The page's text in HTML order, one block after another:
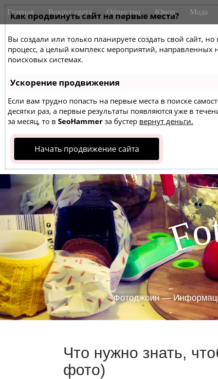
Как продвинуть сайт на первые места?
Вы создали или только планируете создать свой сайт,
процесс, а целый комплекс мероприятий,
поисковых системах.
Ускорение продвижения
Если вам трудно попасть на первые места в поиске
десятки раз, а первые результаты появляются уже в
за месяц, то в SeoHammer за бустер вернут деньги.
Начать продвижение сайта
M
a
n
m
e
n
u
i
Главная Вокруг света Общество Юмор Мода
Fo
Фотоджоин —
Что нужно знать,
фото)